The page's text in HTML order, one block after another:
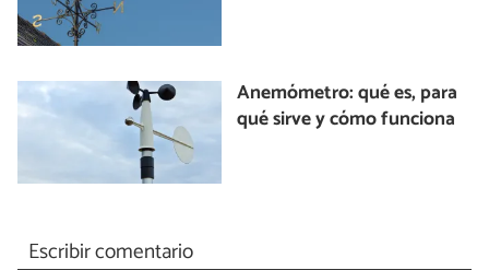
Anemómetro: qué es, para
qué sirve y cómo funciona
Escribir comentario